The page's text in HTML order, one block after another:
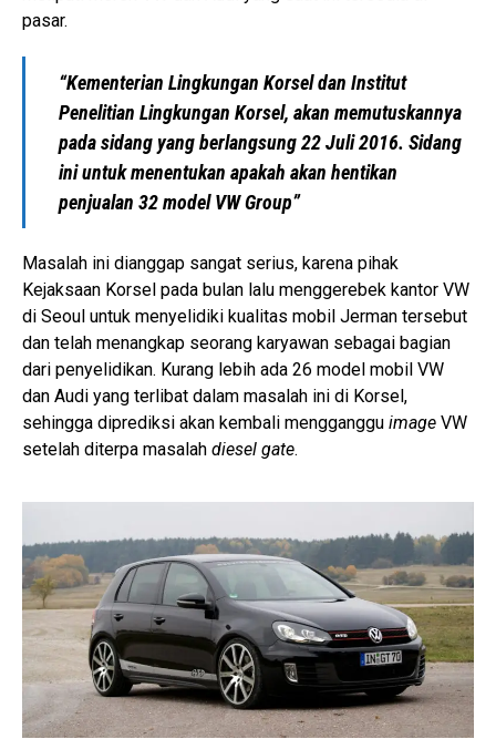
pasar.
“Kementerian Lingkungan Korsel dan Institut
Penelitian Lingkungan Korsel, akan memutuskannya
pada sidang yang berlangsung 22 Juli 2016. Sidang
ini untuk menentukan apakah akan hentikan
penjualan 32 model VW Group”
Masalah ini dianggap sangat serius, karena pihak
Kejaksaan Korsel pada bulan lalu menggerebek kantor VW
di Seoul untuk menyelidiki kualitas mobil Jerman tersebut
dan telah menangkap seorang karyawan sebagai bagian
dari penyelidikan. Kurang lebih ada 26 model mobil VW
dan Audi yang terlibat dalam masalah ini di Korsel,
sehingga diprediksi akan kembali mengganggu image VW
setelah diterpa masalah diesel gate.